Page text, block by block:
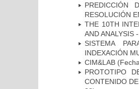
PREDICCIÓN
RESOLUCIÓN
THE 10TH
AND ANALYSIS
SISTEMA
INDEXACIÓN
CIM&LAB
PROTOTIPO
CONTENIDO